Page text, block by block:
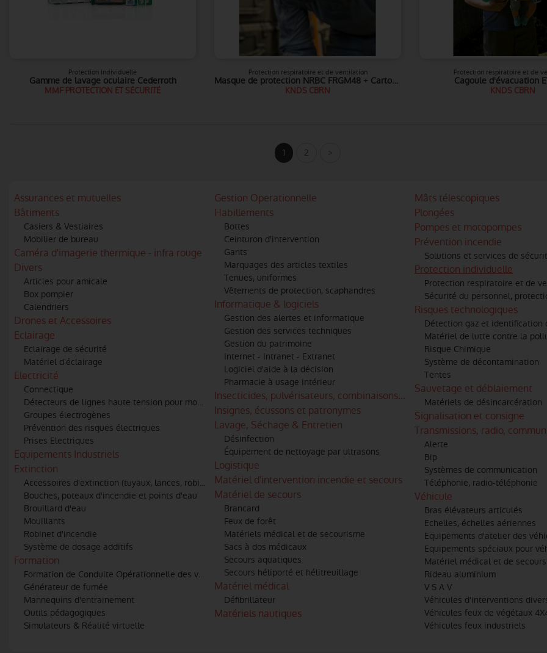
Protection individuelle
Gamme de lavage oculaire Cederroth
MMF PROTECTION ET SÉCURITÉ
Protection respiratoire et de ventilation
Masque de protection NRBC FRGM48 + Cartouches filtrantes A2B2E2K2P3 NBC / A2B2E2K2HgP3
KNDS CBRN
Protection respiratoire et de
Cagoule d'évacuation
KNDS CBRN
1 2 >
Assurances et mutuelles
Bâtiments
Casiers & Vestiaires
Mobilier de bureau
Caméra d'imagerie thermique - infra rouge
Divers
Articles pour amicale
Box pompier
Calendriers
Drones et Accessoires
Eclairage
Eclairage de sécurité
Matériel d'éclairage
Electricité
Connectique
Détecteurs de lignes haute tension pour moyens aériens
Groupes électrogènes
Prévention des risques électriques
Prises Electriques
Equipements Industriels
Extinction
Accessoires d'extinction (tuyaux, lances, robinets, raccords)
Bouches, poteaux d'incendie et points d'eau
Brouillard d'eau
Mouillants
Robinet d'incendie
Système de dosage additifs
Formation
Formation de Conduite Opérationnelle des véhicules
Générateur de fumée
Mannequins d'entrainement
Outils pédagogiques
Simulateurs & Réalité virtuelle
Gestion Operationnelle
Habillements
Bottes
Ceinturon d'intervention
Gants
Marquages des articles textiles
Tenues, uniformes
Vêtements de protection, scaphandres
Informatique & logiciels
Gestion des alertes et informatique
Gestion des services techniques
Gestion du patrimoine
Internet - Intranet - Extranet
Logiciel d'aide à la décision
Pharmacie à usage intérieur
Insecticides, pulvérisateurs, combinaisons anti-frelons
Insignes, écussons et patronymes
Lavage, Séchage & Entretien
Désinfection
Équipement de nettoyage par ultrasons
Logistique
Matériel d'intervention incendie et secours
Matériel de secours
Brancard
Feux de forêt
Matériels médical et de secourisme
Sacs à dos médicaux
Secours aquatiques
Secours héliporté et hélitreuillage
Matériel médical
Défibrillateur
Matériels nautiques
Mâts télescopiques
Plongées
Pompes et motopompes
Prévention incendie
Solutions et services de
Protection individuelle
Protection respiratoire et de
Sécurité du personnel,
Risques technologiques
Détection gaz et identification
Matériel de lutte contre la
Risque Chimique
Système de décontamination
Tentes
Sauvetage et déblaiement
Matériels de désincarcération
Signalisation et consigne
Transmissions, radio,
Alerte
Bip
Systèmes de communication
Téléphonie, radio-téléphonie
Véhicule
Bras élévateurs articulés
Echelles, échelles aériennes
Equipements d'atelier des
Equipements spéciaux pour
Matériel médical et de
Rideau aluminium
V S A V
Véhicules d'interventions
Véhicules feux de végétaux
Véhicules feux industriels